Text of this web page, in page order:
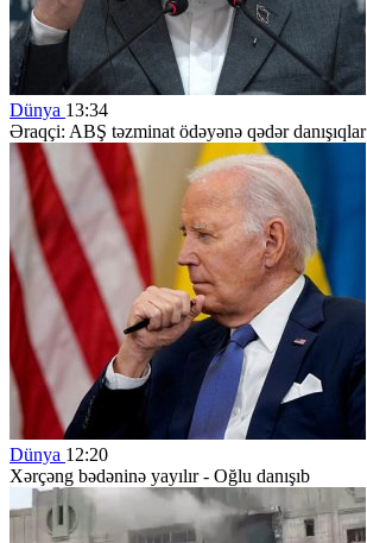
Dünya 13:34
Əraqçi: ABŞ təzminat ödəyənə qədər danışıqlar
Dünya 12:20
Xərçəng bədəninə yayılır - Oğlu danışıb